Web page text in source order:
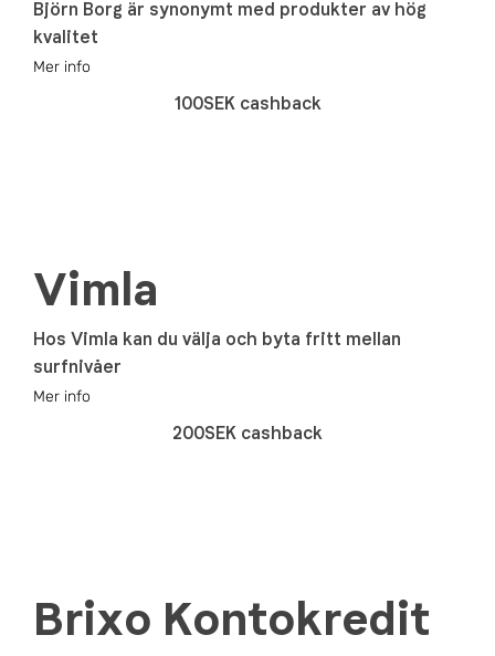
Björn Borg är synonymt med produkter av hög
kvalitet
Mer info
100SEK cashback
Vimla
Hos Vimla kan du välja och byta fritt mellan
surfnivåer
Mer info
200SEK cashback
Brixo Kontokredit